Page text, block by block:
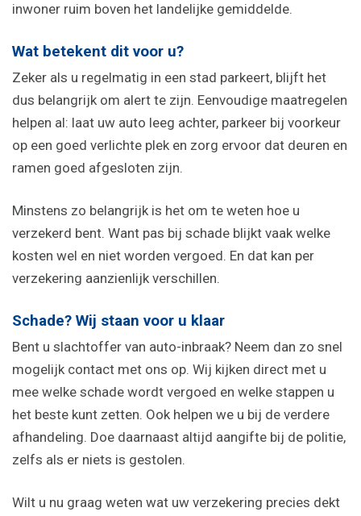
inwoner ruim boven het landelijke gemiddelde.
Wat betekent dit voor u?
Zeker als u regelmatig in een stad parkeert, blijft het
dus belangrijk om alert te zijn. Eenvoudige maatregelen
helpen al: laat uw auto leeg achter, parkeer bij voorkeur
op een goed verlichte plek en zorg ervoor dat deuren en
ramen goed afgesloten zijn.
Minstens zo belangrijk is het om te weten hoe u
verzekerd bent. Want pas bij schade blijkt vaak welke
kosten wel en niet worden vergoed. En dat kan per
verzekering aanzienlijk verschillen.
Schade? Wij staan voor u klaar
Bent u slachtoffer van auto-inbraak? Neem dan zo snel
mogelijk contact met ons op. Wij kijken direct met u
mee welke schade wordt vergoed en welke stappen u
het beste kunt zetten. Ook helpen we u bij de verdere
afhandeling. Doe daarnaast altijd aangifte bij de politie,
zelfs als er niets is gestolen.
Wilt u nu graag weten wat uw verzekering precies dekt